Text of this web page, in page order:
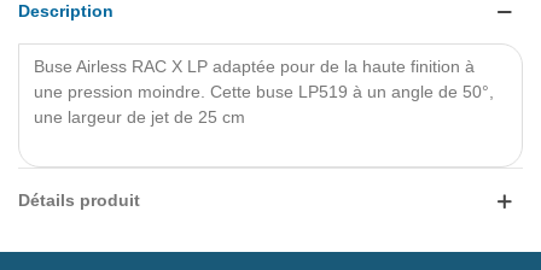
Description
Buse Airless RAC X LP adaptée pour de la haute finition à
une pression moindre. Cette buse LP519 à un angle de 50°,
une largeur de jet de 25 cm
Détails produit